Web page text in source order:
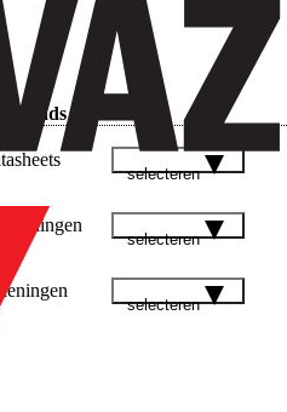
selecteren
selecteren
selecteren